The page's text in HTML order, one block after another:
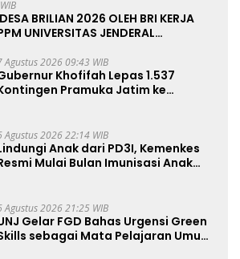
BRILIAN 2026 OLEH BRI KERJA
UNIVERSITAS JENDERAL
Agustus 2026 09:43 WIB
Khofifah Lepas 1.537
Pramuka Jatim ke
dan Semangat
Agustus 2026 22:14 WIB
Anak dari PD3I, Kemenkes
Mulai Bulan Imunisasi Anak
Agustus 2026 21:25 WIB
Gelar FGD Bahas Urgensi Green
sebagai Mata Pelajaran Umum